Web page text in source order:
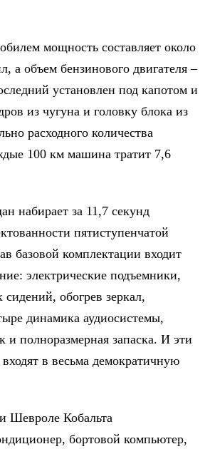
мощность составляет около
а объем бензинового двигателя –
установлен под капотом и
из чугуна и головку блока из
расходного количества
100 км машина тратит 7,6
набирает за 11,7 секунд
пятиступенчатой
базовой комплектации входит
электрические подъемники,
сидений, обогрев зеркал,
динамика аудиосистемы,
и полноразмерная запаска. И эти
в весьма демократичную
Шевроле Кобальта
бортовой компьютер,